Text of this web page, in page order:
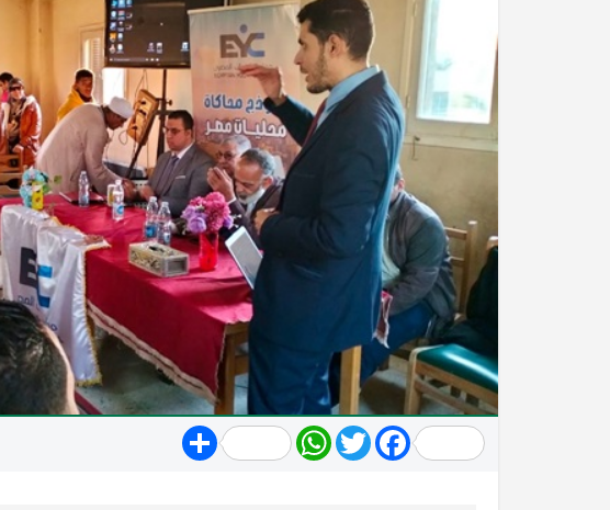
Share WhatsApp
TwitterFacebook